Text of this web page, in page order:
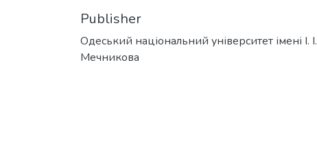
Publisher
Одеський національний університет імені І. І.
Мечникова